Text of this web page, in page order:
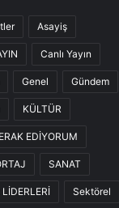
Asayiş
Canlı Yayın
Genel Gündem
KÜLTÜR
EDİYORUM
SANAT
Sektörel